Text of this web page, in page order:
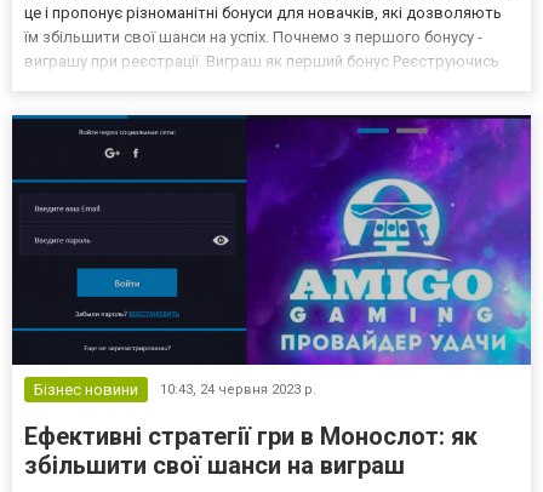
це і пропонує різноманітні бонуси для новачків, які дозволяють
їм збільшити свої шанси на успіх. Почнемо з першого бонусу -
виграшу при реєстрації. Виграш як перший бонус Реєструючись
Бізнес новини 10:43, 24 червня 2023 р.
Ефективні стратегії гри в Монослот: як
збільшити свої шанси на виграш